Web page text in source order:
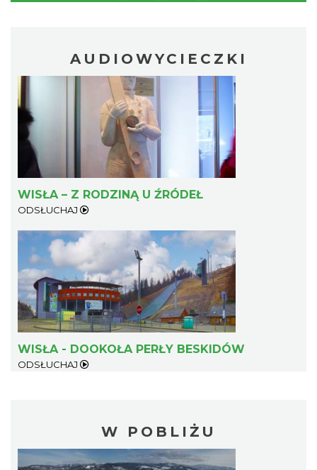
AUDIOWYCIECZKI
WISŁA – Z RODZINĄ U ŹRÓDEŁ
ODSŁUCHAJ
WISŁA - DOOKOŁA PERŁY BESKIDÓW
ODSŁUCHAJ
W POBLIŻU